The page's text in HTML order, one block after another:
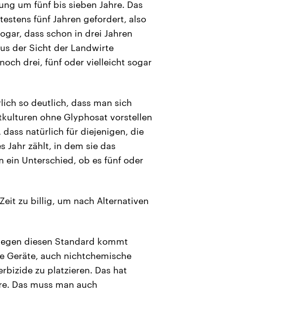
um fünf bis sieben Jahre. Das
fünf Jahren gefordert, also
dass schon in drei Jahren
der Sicht der Landwirte
drei, fünf oder vielleicht sogar
so deutlich, dass man sich
ohne Glyphosat vorstellen
dass natürlich für diejenigen, die
Jahr zählt, in dem sie das
ein Unterschied, ob es fünf oder
zu billig, um nach Alternativen
diesen Standard kommt
Geräte, auch nichtchemische
zu platzieren. Das hat
Das muss man auch